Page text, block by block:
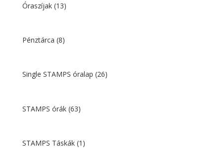
Óraszíjak (13)
Pénztárca (8)
Single STAMPS óralap (26)
STAMPS órák (63)
STAMPS Táskák (1)